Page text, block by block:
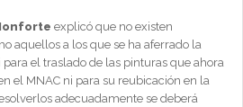
explicó que no existen
aquellos a los que se ha aferrado la
el traslado de las pinturas que ahora
el MNAC ni para su reubicación en la
adecuadamente se deberá